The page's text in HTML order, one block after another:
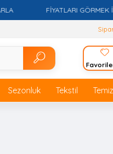
FİYATLARI GÖRMEK
Sezonluk Tekstil